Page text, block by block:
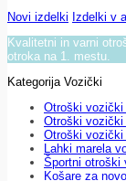
Novi izdelki Izdelki v
Kvalitetni in varni
otroka na 1. mestu.
Kategorija Vozički
Otroški vozički
Otroški vozički
Otroški vozički
Lahki marela
Športni otroški
Košare za